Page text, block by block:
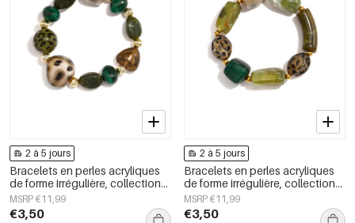
2 à 5 jours
Bracelets en perles acryliques
de forme irrégulière, collection
Simple Daily Simple, bijoux pour
femmes
MSRP €11,99
€3,50
2 à 5 jours
Bracelets en perles acryliques
de forme irrégulière, collection
Simple Daily Simple, bijoux pour
femmes
MSRP €11,99
€3,50